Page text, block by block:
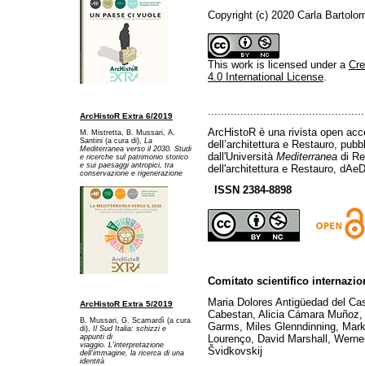
ArcHistoR Extra 6/2019
M. Mistretta, B. Mussari, A.
Santini (a cura di), La
Mediterranea verso il 2030. Studi
e ricerche sul patrimonio storico
e sui paesaggi antropici, tra
conservazione e rigenerazione
ArcHistoR Extra 5/2019
B. Mussari, G. Scamardì (a cura
di), Il Sud Italia: schizzi e
appunti di
viaggio. L'interpretazione
dell'immagine, la ricerca di una
identità
Copyright (c) 2020 Carla
This work is licensed under a
4.0 International License.
ArcHistoR è una rivista open
dell’architettura e Restauro,
dall'Università Mediterraneadi
dell'architettura e Restauro,
ISSN 2384-8898
Comitato scientifico
Maria Dolores Antigüedad del
Cabestan, Alicia Cámara
Garms, Miles Glenndinning,
Lourenço, David Marshall,
Švidkovskij